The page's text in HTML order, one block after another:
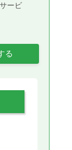
ービ
る